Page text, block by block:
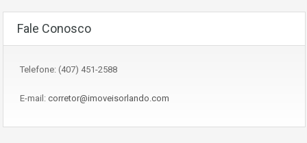
Fale Conosco
Telefone: (407) 451-2588
E-mail: corretor@imoveisorlando.com